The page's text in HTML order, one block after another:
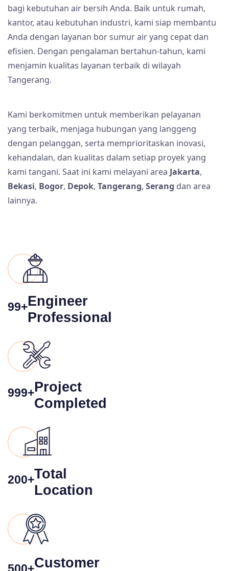
bagi kebutuhan air bersih Anda. Baik untuk rumah,
kantor, atau kebutuhan industri, kami siap membantu
Anda dengan layanan bor sumur air yang cepat dan
efisien. Dengan pengalaman bertahun-tahun, kami
menjamin kualitas layanan terbaik di wilayah
Tangerang.
Kami berkomitmen untuk memberikan pelayanan
yang terbaik, menjaga hubungan yang langgeng
dengan pelanggan, serta memprioritaskan inovasi,
kehandalan, dan kualitas dalam setiap proyek yang
kami tangani. Saat ini kami melayani area Jakarta,
Bekasi, Bogor, Depok, Tangerang, Serang dan area
lainnya.
99+Engineer
Professional
999+Project
Completed
200+Total
Location
500+Customer